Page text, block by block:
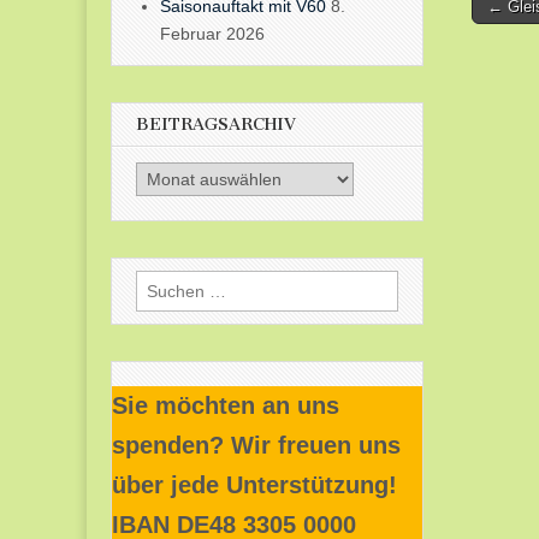
←
Saisonauftakt mit V60 8.
Februar 2026
BEITRAGSARCHIV
Beitragsarchiv
Suchen
nach:
Sie möchten an uns
spenden? Wir freuen uns
über jede Unterstützung!
IBAN DE48 3305 0000